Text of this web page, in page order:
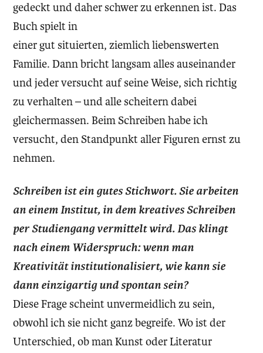
gedeckt und daher schwer zu erkennen ist. Das
Buch spielt in
einer gut situierten, ziemlich liebenswerten
Familie. Dann bricht langsam alles auseinander
und jeder versucht auf seine Weise, sich richtig
zu verhalten – und alle scheitern dabei
gleichermassen. Beim Schreiben habe ich
versucht, den Standpunkt aller Figuren ernst zu
nehmen.
Schreiben ist ein gutes Stichwort. Sie arbeiten
an einem Institut, in dem kreatives Schreiben
per Studiengang vermittelt wird. Das klingt
nach einem Widerspruch: wenn man
Kreativität institutionalisiert, wie kann sie
dann einzigartig und spontan sein?
Diese Frage scheint unvermeidlich zu sein,
obwohl ich sie nicht ganz begreife. Wo ist der
Unterschied, ob man Kunst oder Literatur